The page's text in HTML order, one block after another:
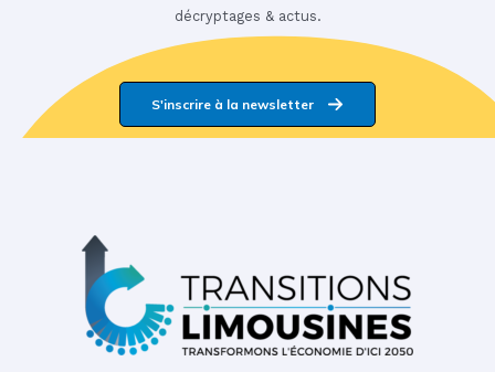
décryptages & actus.
S'inscrire à la newsletter